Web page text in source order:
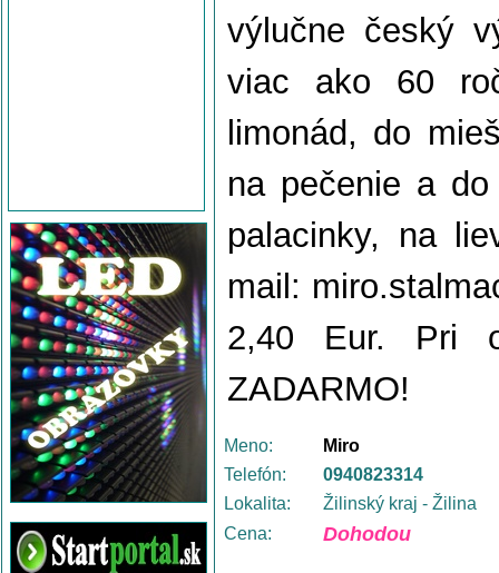
výlučne český
viac ako 60
limonád, do
na pečenie a
palacinky, na
mail:
2,40 Eur. Pri
ZADARMO!
Meno:
Miro
Telefón:
0940823314
Lokalita:
Žilinský kraj - Žilina
Cena:
Dohodou